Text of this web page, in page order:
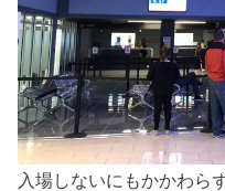
入場しないにもかかわら